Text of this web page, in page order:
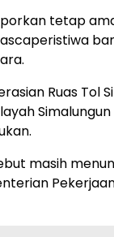
tetap
Ruas Tol
masih